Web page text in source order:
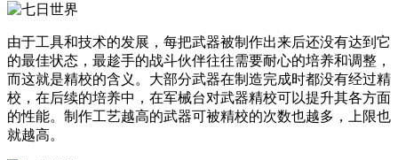
由于工具和技术的发展，每把武器被制作出来后还没有达到它
的最佳状态，最趁手的战斗伙伴往往需要耐心的培养和调整，
而这就是精校的含义。大部分武器在制造完成时都没有经过精
校，在后续的培养中，在军械台对武器精校可以提升其各方面
的性能。制作工艺越高的武器可被精校的次数也越多，上限也
就越高。